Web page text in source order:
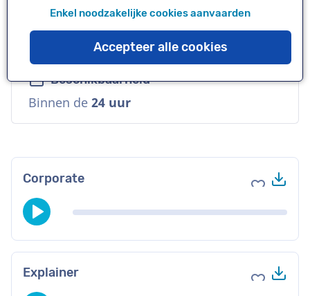
Vertrouwd, Jong, Natuurlijk, Veelzijdig,
Vriendelijk
Beschikbaarheid
Binnen de 24 uur
Corporate Voeg toe
Explainer Voeg toe
Enkel noodzakelijke cookies aanvaarden
Accepteer alle cookies